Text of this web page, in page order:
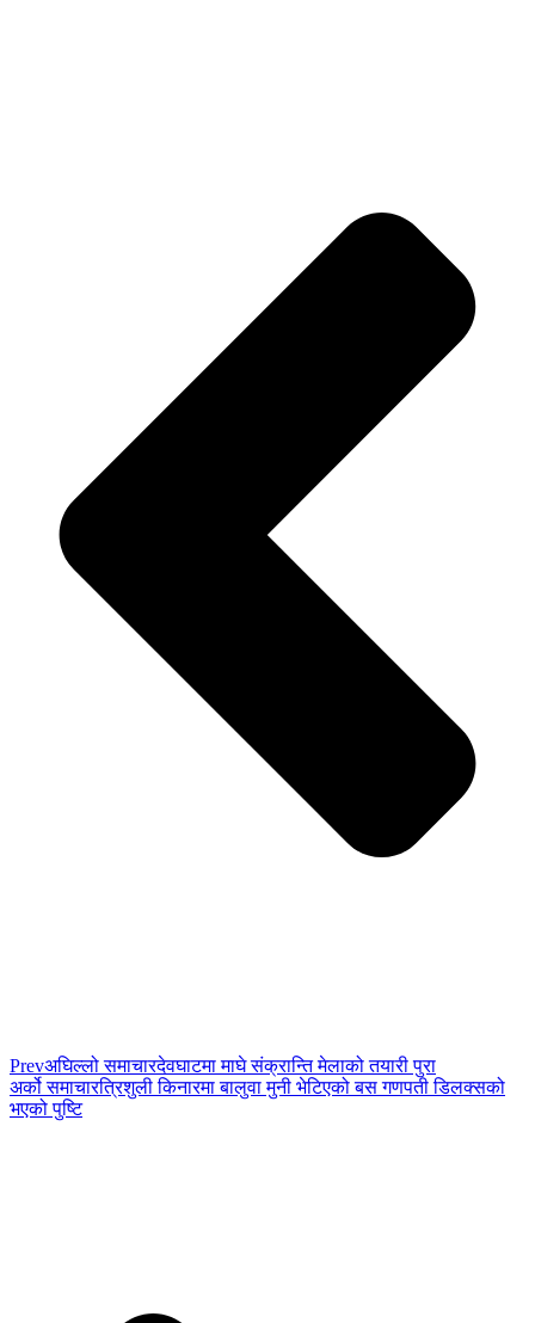
Prevअघिल्लो समाचारदेवघाटमा माघे संक्रान्ति मेलाको तयारी पुरा
अर्को समाचारत्रिशुली किनारमा बालुवा मुनी भेटिएको बस गणपती डिलक्सको
भएको पुष्टि